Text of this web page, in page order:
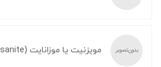
مویزنیت یا موزانایت (Moissanite)